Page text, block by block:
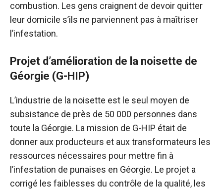
combustion. Les gens craignent de devoir quitter
leur domicile s’ils ne parviennent pas à maîtriser
l’infestation.
Projet d’amélioration de la noisette de
Géorgie (G-HIP)
L’industrie de la noisette est le seul moyen de
subsistance de près de 50 000 personnes dans
toute la Géorgie. La mission de G-HIP était de
donner aux producteurs et aux transformateurs les
ressources nécessaires pour mettre fin à
l’infestation de punaises en Géorgie. Le projet a
corrigé les faiblesses du contrôle de la qualité, les